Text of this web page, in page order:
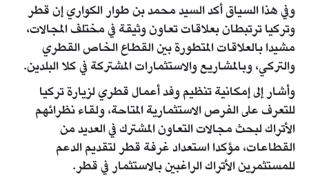
وفي هذا السياق أكد السيد محمد بن طوار الكواري إن قطر
وتركيا ترتبطان بعلاقات تعاون وثيقة في مختلف المجالات،
مشيدا بالعلاقات المتطورة بين القطاع الخاص القطري
والتركي، وبالمشاريع والاستثمارات المشتركة في كلا البلدين.
وأشار إلى إمكانية تنظيم وفد أعمال قطري لزيارة تركيا
للتعرف على الفرص الاستثمارية المتاحة، ولقاء نظرائهم
الأتراك لبحث مجالات التعاون المشترك في العديد من
القطاعات، مؤكدا استعداد غرفة قطر لتقديم الدعم
للمستثمرين الأتراك الراغبين بالاستثمار في قطر.